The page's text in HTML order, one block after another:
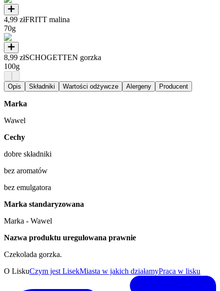
4,99 złFRITT malina
70g
8,99 złSCHOGETTEN gorzka
100g
Opis Składniki Wartości odżywcze Alergeny Producent
Marka
Wawel
Cechy
dobre składniki
bez aromatów
bez emulgatora
Marka standaryzowana
Marka - Wawel
Nazwa produktu uregulowana prawnie
Czekolada gorzka.
O LiskuCzym jest LisekMiasta w jakich działamyPraca w lisku